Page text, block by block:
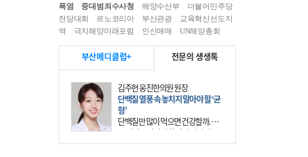
폭염 중대범죄수사청 해양수산부
더불어민주당
전당대회
르노코리아 부산관광
교육혁신선도지
역
극지해양미래포럼 인신매매 UN해양총회
부산메디클럽+ 전문의 생생톡
김주현 웅진한의원 원장
단백질 열풍 속 놓치지 말아야 할 ‘균
형’
단백질만 많이 먹으면 건강할까. 요
즘 건강을 이야기할 때 빠지지 않는
키워드가 단백질이다. 헬스장을 다니